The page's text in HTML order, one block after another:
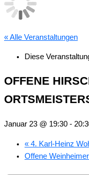
« Alle Veranstaltungen
Diese
OFFENE
Januar 23 @ 19:30 -
« 4. Karl-Heinz
Offene